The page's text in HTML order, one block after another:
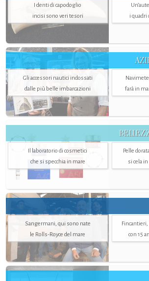
I denti di capodoglio
incisi sono veri tesori
i quadri
Gli accessori nautici indossati
dalle più belle imbarcazioni
farà in
Il laboratorio di cosmetici
che si specchia in mare
Pelle
si cela
Sangermani, qui sono nate
le Rolls-Royce del mare
con 15